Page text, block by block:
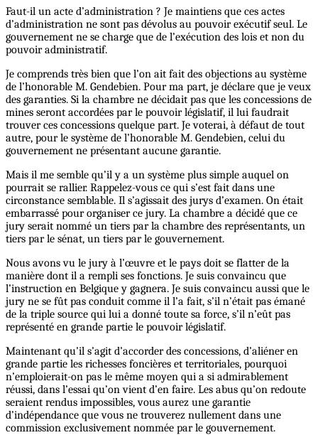
Faut-il un acte d’administration ? Je maintiens que ces actes
d’administration ne sont pas dévolus au pouvoir exécutif seul. Le
gouvernement ne se charge que de l’exécution des lois et non du
pouvoir administratif.
Je comprends très bien que l’on ait fait des objections au système
de l’honorable M. Gendebien. Pour ma part, je déclare que je veux
des garanties. Si la chambre ne décidait pas que les concessions de
mines seront accordées par le pouvoir législatif, il lui faudrait
trouver ces concessions quelque part. Je voterai, à défaut de tout
autre, pour le système de l’honorable M. Gendebien, celui du
gouvernement ne présentant aucune garantie.
Mais il me semble qu’il y a un système plus simple auquel on
pourrait se rallier. Rappelez-vous ce qui s’est fait dans une
circonstance semblable. Il s’agissait des jurys d’examen. On était
embarrassé pour organiser ce jury. La chambre a décidé que ce
jury serait nommé un tiers par la chambre des représentants, un
tiers par le sénat, un tiers par le gouvernement.
Nous avons vu le jury à l’œuvre et le pays doit se flatter de la
manière dont il a rempli ses fonctions. Je suis convaincu que
l’instruction en Belgique y gagnera. Je suis convaincu aussi que le
jury ne se fût pas conduit comme il l’a fait, s’il n’était pas émané
de la triple source qui lui a donné toute sa force, s’il n’eût pas
représenté en grande partie le pouvoir législatif.
Maintenant qu’il s’agit d’accorder des concessions, d’aliéner en
grande partie les richesses foncières et territoriales, pourquoi
n’emploierait-on pas le même moyen qui a si admirablement
réussi, dans l’essai qu’on vient d’en faire. Les abus qu’on redoute
seraient rendus impossibles, vous aurez une garantie
d’indépendance que vous ne trouverez nullement dans une
commission exclusivement nommée par le gouvernement.